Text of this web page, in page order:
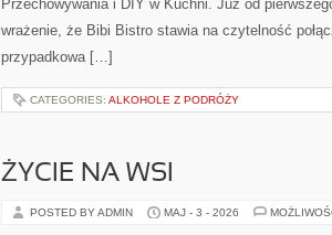
Przechowywania i DIY w Kuchni. Już od
wrażenie, że Bibi Bistro stawia na czytelność
przypadkowa […]
CATEGORIES: ALKOHOLE Z PODRÓŻY
ŻYCIE NA WSI
POSTED BY ADMIN MAJ - 3 - 2026